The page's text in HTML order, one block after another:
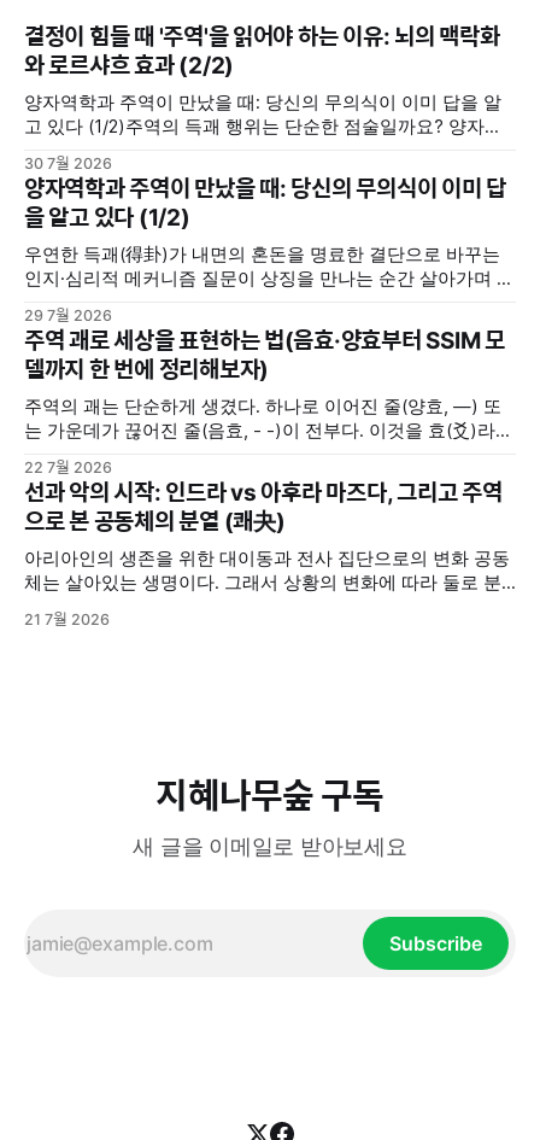
결정이 힘들 때 '주역'을 읽어야 하는 이유: 뇌의 맥락화
와 로르샤흐 효과 (2/2)
양자역학과 주역이 만났을 때: 당신의 무의식이 이미 답을 알
고 있다 (1/2)주역의 득괘 행위는 단순한 점술일까요? 양자역
학의 중첩 및 관측 효과, 그리고 칼 융의 동시성 개념을 통해 내
면의 모호한 고민을 명료한 결단으로 바꾸는 무의식의 인지·심
리적 메커니즘을 분석합니다.지혜나무숲지혜나무숲 (위 포스
팅에서 이어집니다) 우리 뇌는 주역괘를 어떻게 인지할까(맥
락화와 무의식의
30 7월 2026
양자역학과 주역이 만났을 때: 당신의 무의식이 이미 답
을 알고 있다 (1/2)
우연한 득괘(得卦)가 내면의 혼돈을 명료한 결단으로 바꾸는
인지·심리적 메커니즘 질문이 상징을 만나는 순간 살아가며 중
요한 선택의 갈림길에 서거나 해결하기 힘든 고민에 직면했을
때, 사람들은 저마다의 방식으로 답을 찾는다. 누군가는 주변
사람들로부터 조언을 구하고, 누군가는 독서를 통해서 길을 찾
기도 한다. 또 누군가는 명상을 하며, 또 누군가는 주역(周易)
29 7월 2026
주역 괘로 세상을 표현하는 법(음효·양효부터 SSIM 모
델까지 한 번에 정리해보자)
주역의 괘는 단순하게 생겼다. 하나로 이어진 줄(양효, —) 또
는 가운데가 끊어진 줄(음효, - -)이 전부다. 이것을 효(爻)라고
부른다. 음효와 양효는 세상의 모든 음과 양을 상징한다. 여자
와 남자, 하늘과 땅, 밤과 낮, 여름과 겨울 ... 세상에 존재하는
삼라만상의 모든 것들은 음과 양 2분법적으로 구분해볼 수 있
다. 그렇다고 음과 양이 언제나
22 7월 2026
선과 악의 시작: 인드라 vs 아후라 마즈다, 그리고 주역
으로 본 공동체의 분열 (쾌夬)
아리아인의 생존을 위한 대이동과 전사 집단으로의 변화 공동
체는 살아있는 생명이다. 그래서 상황의 변화에 따라 둘로 분
열되기도 하고, 분열된 두 그룹이 서로 대립 갈등하기도 한다.
기원전 2000년경, 중앙아시아 초원의 유목민이었던 아리아인
21 7월 2026
지혜나무숲 구독
새 글을 이메일로 받아보세요
Subscribe